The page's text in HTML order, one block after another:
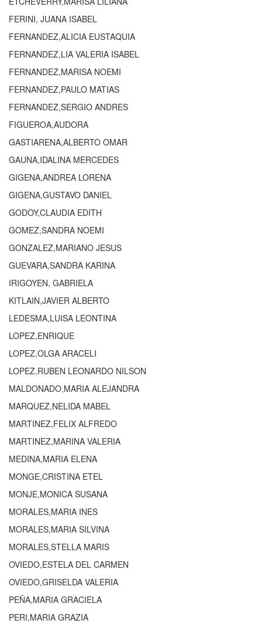
FERINI, JUANA ISABEL
FERNANDEZ,ALICIA EUSTAQUIA
FERNANDEZ,LIA VALERIA ISABEL
FERNANDEZ,MARISA NOEMI
FERNANDEZ,PAULO MATIAS
FERNANDEZ,SERGIO ANDRES
FIGUEROA,AUDORA
GASTIARENA,ALBERTO OMAR
GAUNA,IDALINA MERCEDES
GIGENA,ANDREA LORENA
GIGENA,GUSTAVO DANIEL
GODOY,CLAUDIA EDITH
GOMEZ,SANDRA NOEMI
GONZALEZ,MARIANO JESUS
GUEVARA,SANDRA KARINA
IRIGOYEN, GABRIELA
KITLAIN,JAVIER ALBERTO
LEDESMA,LUISA LEONTINA
LOPEZ,ENRIQUE
LOPEZ,OLGA ARACELI
LOPEZ,RUBEN LEONARDO NILSON
MALDONADO,MARIA ALEJANDRA
MARQUEZ,NELIDA MABEL
MARTINEZ,FELIX ALFREDO
MARTINEZ,MARINA VALERIA
MEDINA,MARIA ELENA
MONGE,CRISTINA ETEL
MONJE,MONICA SUSANA
MORALES,MARIA INES
MORALES,MARIA SILVINA
MORALES,STELLA MARIS
OVIEDO,ESTELA DEL CARMEN
OVIEDO,GRISELDA VALERIA
PEÑA,MARIA GRACIELA
PERI,MARIA GRAZIA